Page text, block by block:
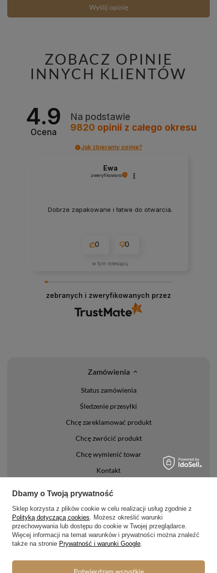
Wyślij opinię
ZOBACZ OPINIE
INNYCH KLIENTÓW
4.9
Ocena
Na podstawie
9820 opinii z całego okresu
Jak zbieramy opinie?
Ewa
zweryfikowano
Dobrze zapakowane i łatwe do otwarcia.
0 0
w tym miesiącu
zebranych i zweryfikowanych przez
Zamówienia
Status zamówienia
Śledzenie przesyłki
Chcę zareklamować produkt
Chcę zwrócić produkt
Chcę wymienić towar
Kontakt
Konto
Regulaminy
Regulamin
Polityka prywatności i cookies
Dbamy o Twoją prywatność
Sklep korzysta z plików cookie w celu realizacji usług zgodnie z
Polityką dotyczącą cookies. Możesz określić warunki
przechowywania lub dostępu do cookie w Twojej przeglądarce.
Więcej informacji na temat warunków i prywatności można znaleźć
także na stronie Prywatność i warunki Google.
Potwierdzam wszystkie